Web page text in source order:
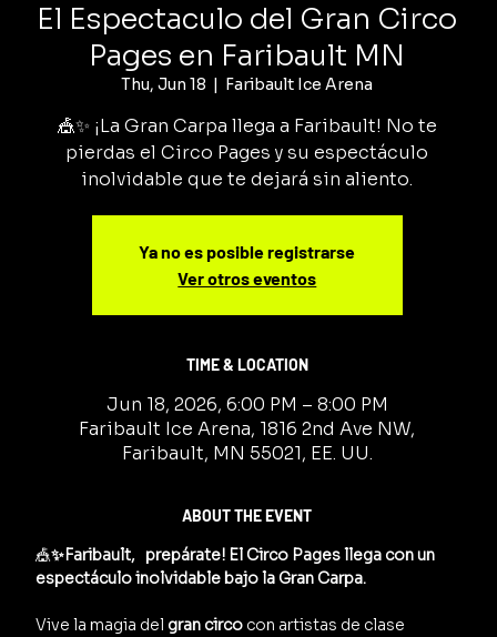
El Espectaculo del Gran Circo
Pages en Faribault MN
Thu, Jun 18
  |
Faribault Ice Arena
🎪✨ ¡La Gran Carpa llega a Faribault! No te
pierdas el Circo Pages y su espectáculo
inolvidable que te dejará sin aliento.
Ya no es posible registrarse
Ver otros eventos
TIME & LOCATION
Jun 18, 2026, 6:00 PM – 8:00 PM
Faribault Ice Arena, 1816 2nd Ave NW,
Faribault, MN 55021, EE. UU.
ABOUT THE EVENT
🎪✨Faribault,   prepárate! El Circo Pages llega con un
espectáculo inolvidable bajo la Gran Carpa.
Vive la magia del gran circo con artistas de clase